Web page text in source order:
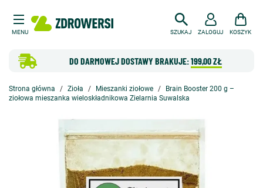
MENU SZUKAJ
DO DARMOWEJ DOSTAWY BRAKUJE:199,00 ZŁ
ZALOGUJ KOSZYK
Strona główna Zioła Mieszanki ziołowe
Brain Booster 200 g –
ziołowa mieszanka wieloskładnikowa Zielarnia Suwalska